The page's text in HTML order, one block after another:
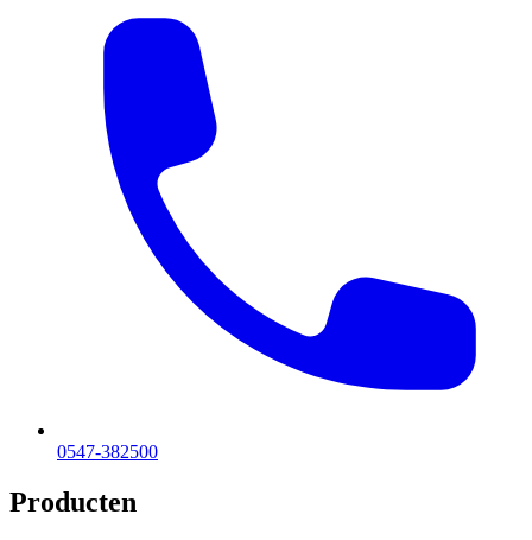
0547-382500
Producten